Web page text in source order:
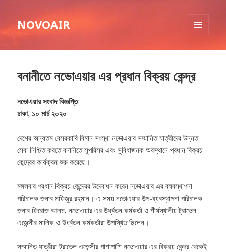
NOVOAIR
বনানীতে নভোএয়ার এর প্রধান বিক্রয় কেন্দ্র
নভোএয়ার সংবাদ বিজ্ঞপ্তি
ঢাকা, ১০ মার্চ ২০২০
দেশের অন্যতম বেসরকারি বিমান সংস্থা নভোএয়ার সম্মানিত যাত্রীদের উন্নত
সেবা নিশ্চিত করতে বনানীতে সুপরিসর এবং সুবিধাজনক অবস্থানে প্রধান বিক্রয়
কেন্দ্রের কার্যক্রম শুরু করেছে।
মঙ্গলবার প্রধান বিক্রয় কেন্দ্রের উদ্বোধন করেন নভোএয়ার এর ব্যবস্থাপনা
পরিচালক জনাব মফিজুর রহমান। এ সময় নভোএয়ার উপ-ব্যবস্থাপনা পরিচালক
জনাব ফিরোজ আলম, নভোএয়ার এর উর্ধ্বতন কর্মকর্তা ও শীর্ষস্থানীয় ট্রাভেল
এজেন্সীর মালিক ও উর্ধ্বতন কর্মকর্তারা উপস্থিত ছিলেন।
সম্মানিত যাত্রীরা ট্রাভেল এজেন্সীর পাশাপাশি নভোএয়ার এর বিক্রয় কেন্দ্র থেকেই